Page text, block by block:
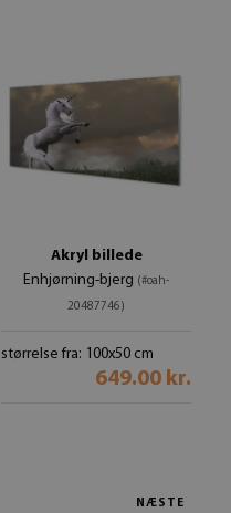
Akryl billede
Enhjørning-bjerg (#oah-
20487746)
størrelse fra: 100x50 cm
649.00 kr.
NÆSTE